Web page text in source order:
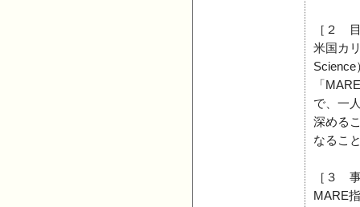
［２
米国カ
Science
「
で、一
深める
なるこ
［３
MARE